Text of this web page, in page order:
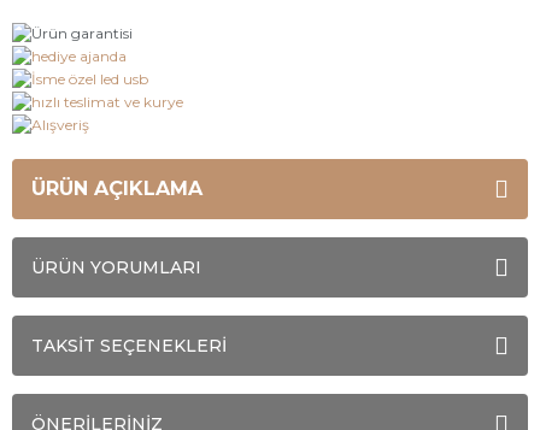
ÜRÜN AÇIKLAMA
ÜRÜN YORUMLARI
TAKSİT SEÇENEKLERİ
ÖNERİLERİNİZ